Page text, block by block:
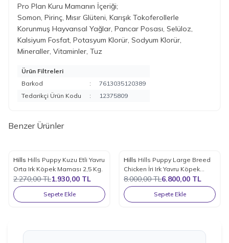
Pro Plan Kuru Mamanın İçeriği;
Somon, Pirinç, Mısır Glüteni, Karışık Tokoferollerle
Korunmuş Hayvansal Yağlar, Pancar Posası, Selüloz,
Kalsiyum Fosfat, Potasyum Klorür, Sodyum Klorür,
Mineraller, Vitaminler, Tuz
Ürün Filtreleri
Barkod
:
7613035120389
Tedarikçi Ürün Kodu
: 12375809
Benzer Ürünler
%15
Favorilere Ekle
Hills Hills Puppy Kuzu Etli Yavru
Orta Irk Köpek Maması 2,5 Kg.
2.270,00TL1.930,00 TL
Sepete Ekle
%15
Favorilere Ekle
Hills Hills Puppy Large Breed
Chicken İri Irk Yavru Köpek
Maması 14.5 Kg.
8.000,00TL6.800,00 TL
Sepete Ekle